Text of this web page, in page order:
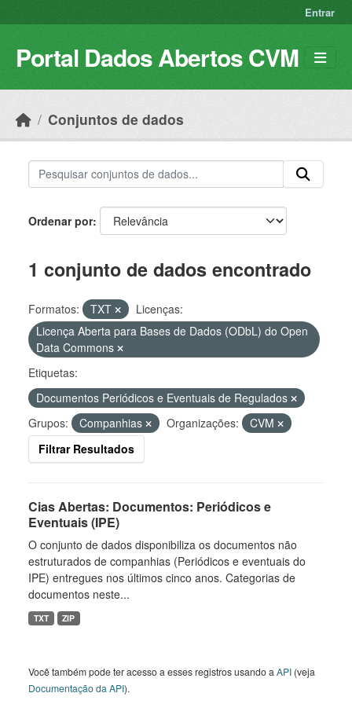
Entrar
Portal Dados Abertos CVM
Conjuntos de dados
Ordenar por
1 conjunto de dados encontrado
Formatos: TXT
Licenças:
Licença Aberta para Bases de Dados (ODbL) do Open
Data Commons
Etiquetas:
Documentos Periódicos e Eventuais de Regulados
Grupos:
Companhias Organizações:
CVM
Filtrar Resultados
Cias Abertas: Documentos: Periódicos e
Eventuais (IPE)
O conjunto de dados disponibiliza os documentos não
estruturados de companhias (Periódicos e eventuais do
IPE) entregues nos últimos cinco anos. Categorias de
documentos neste...
TXT ZIP
Você também pode ter acesso a esses registros usando a API (veja
Documentação da API).